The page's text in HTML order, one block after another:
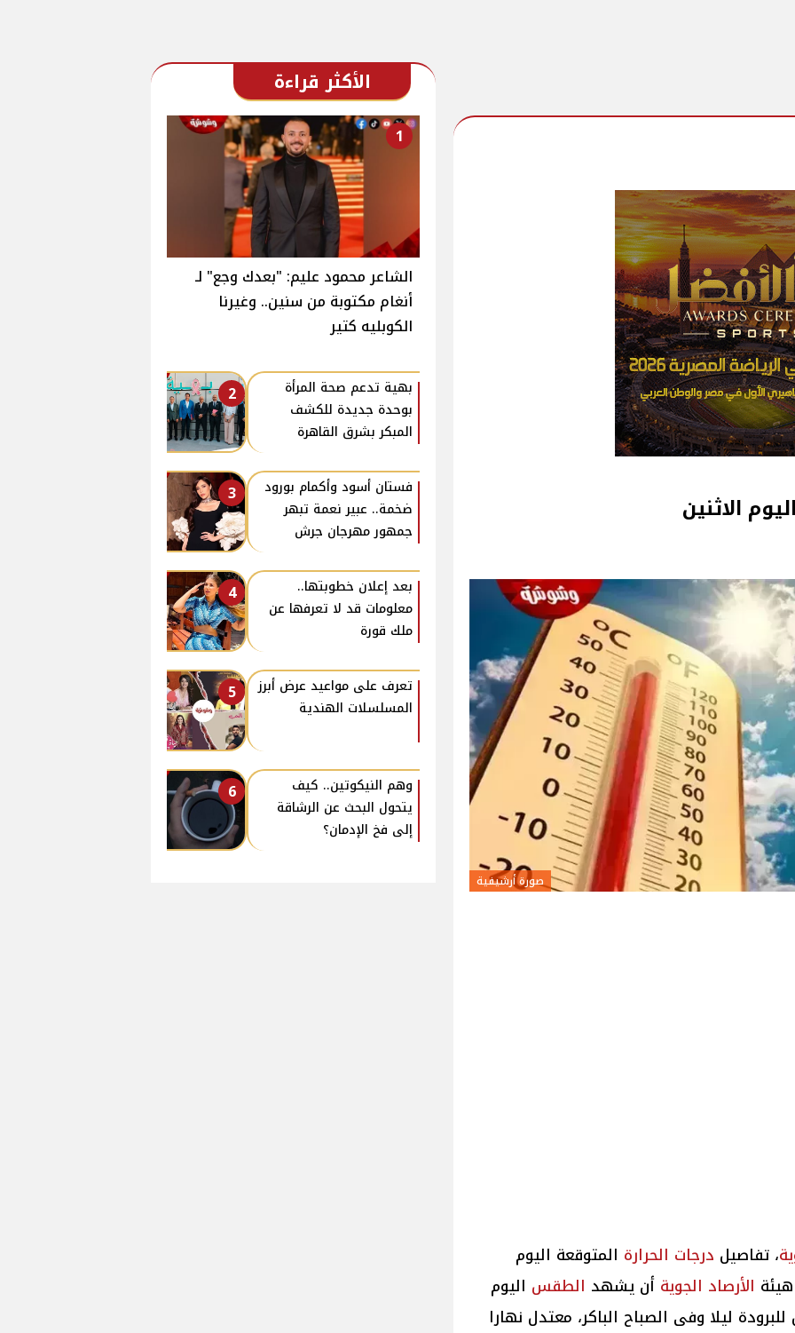
الاثنين
صورة أرشيفية
، تفاصيل درجات الحرارة المتوقعة اليوم
الأرصاد الجوية أن يشهد الطقس اليوم
ليلا وفى الصباح الباكر، معتدل نهارا
الأكثر قراءة
1
الشاعر محمود عليم: "بعدك وجع" لـ
أنغام مكتوبة من سنين.. وغيرنا
الكوبليه كتير
2
بهية تدعم صحة المرأة
بوحدة جديدة للكشف
المبكر بشرق القاهرة
3
فستان أسود وأكمام بورود
ضخمة.. عبير نعمة تبهر
جمهور مهرجان جرش
4
بعد إعلان خطوبتها..
معلومات قد لا تعرفها عن
ملك قورة
5
تعرف على مواعيد عرض أبرز
المسلسلات الهندية
6
وهم النيكوتين.. كيف
يتحول البحث عن الرشاقة
إلى فخ الإدمان؟